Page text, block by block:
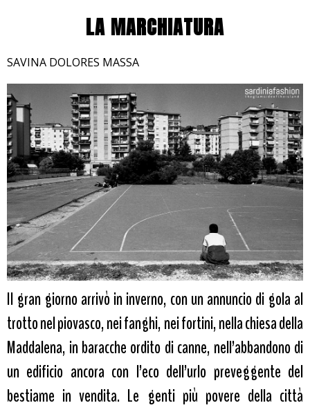
LA MARCHIATURA
SAVINA DOLORES MASSA
Il gran giorno arrivò in inverno, con un annuncio di gola al
trotto nel piovasco, nei fanghi, nei fortini, nella chiesa della
Maddalena, in baracche ordito di canne, nell’abbandono di
un edificio ancora con l’eco dell’urlo preveggente del
bestiame in vendita. Le genti più povere della città